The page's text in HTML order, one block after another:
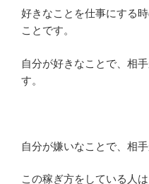
好きなことを仕事にする
ことです。
自分が好きなことで、相
す。
自分が嫌いなことで、相
この稼ぎ方をしている人